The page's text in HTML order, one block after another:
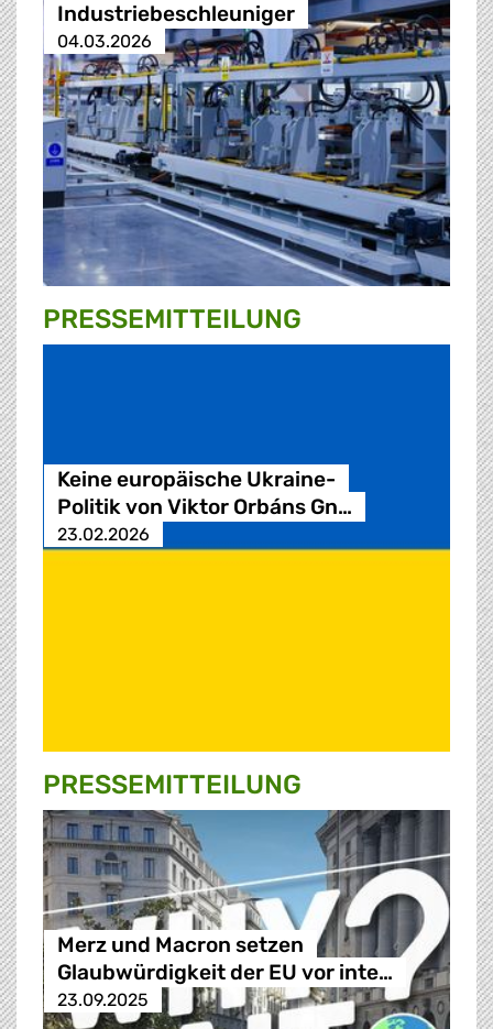
Industriebeschleuniger
04.03.2026
PRESSE­MITTEILUNG
Keine europäische Ukraine-
Politik von Viktor Orbáns Gn…
23.02.2026
PRESSE­MITTEILUNG
Merz und Macron setzen
Glaubwürdigkeit der EU vor inte…
23.09.2025